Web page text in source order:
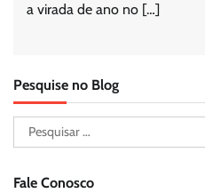
a virada de ano no […]
Pesquise no Blog
Pesquisar
por:
Fale Conosco